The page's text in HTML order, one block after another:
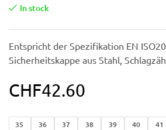
In stock
Entspricht der Spezifikation EN
Sicherheitskappe aus Stahl,
CHF42.60
35 36 37 38 39 40 41